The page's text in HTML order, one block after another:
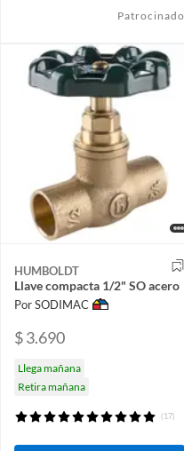
Patrocinado
HUMBOLDT
Llave compacta 1/2" SO acero
Por SODIMAC
$ 3.690
Llega mañana
Retira mañana
(17)